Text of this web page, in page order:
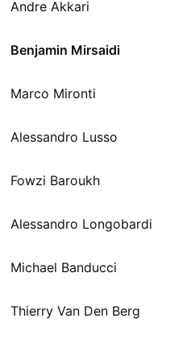
Andre Akkari
Benjamin Mirsaidi
Marco Mironti
Alessandro Lusso
Fowzi Baroukh
Alessandro Longobardi
Michael Banducci
Thierry Van Den Berg